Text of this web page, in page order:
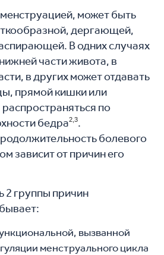
может быть
дергающей,
В одних случаях
части живота, в
в других может отдавать
прямой кишки или
по
бедра2,3.
болевого
зависит от причин его
2 группы причин
вызванной
менструального цикла